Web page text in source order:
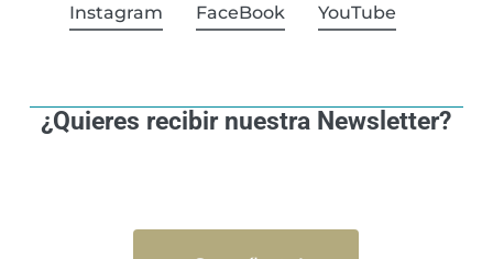
Instagram FaceBook YouTube
¿Quieres recibir nuestra Newsletter?